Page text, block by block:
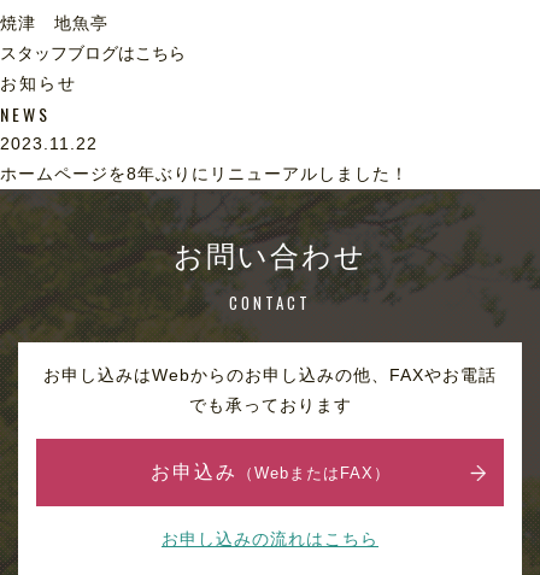
焼津 地魚亭
スタッフブログはこちら
お知らせ
NEWS
2023.11.22
ホームページを8年ぶりにリニューアルしました！
お問い合わせ
CONTACT
お申し込みはWebからのお申し込みの他、FAXやお電話
でも承っております
お申込み （WebまたはFAX）
お申し込みの流れはこちら